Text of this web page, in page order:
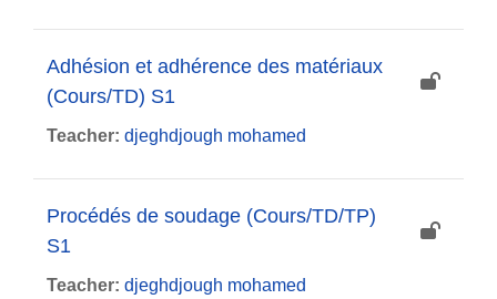
Adhésion et adhérence des matériaux
(Cours/TD) S1
Teacher: djeghdjough mohamed
Procédés de soudage (Cours/TD/TP)
S1
Teacher: djeghdjough mohamed